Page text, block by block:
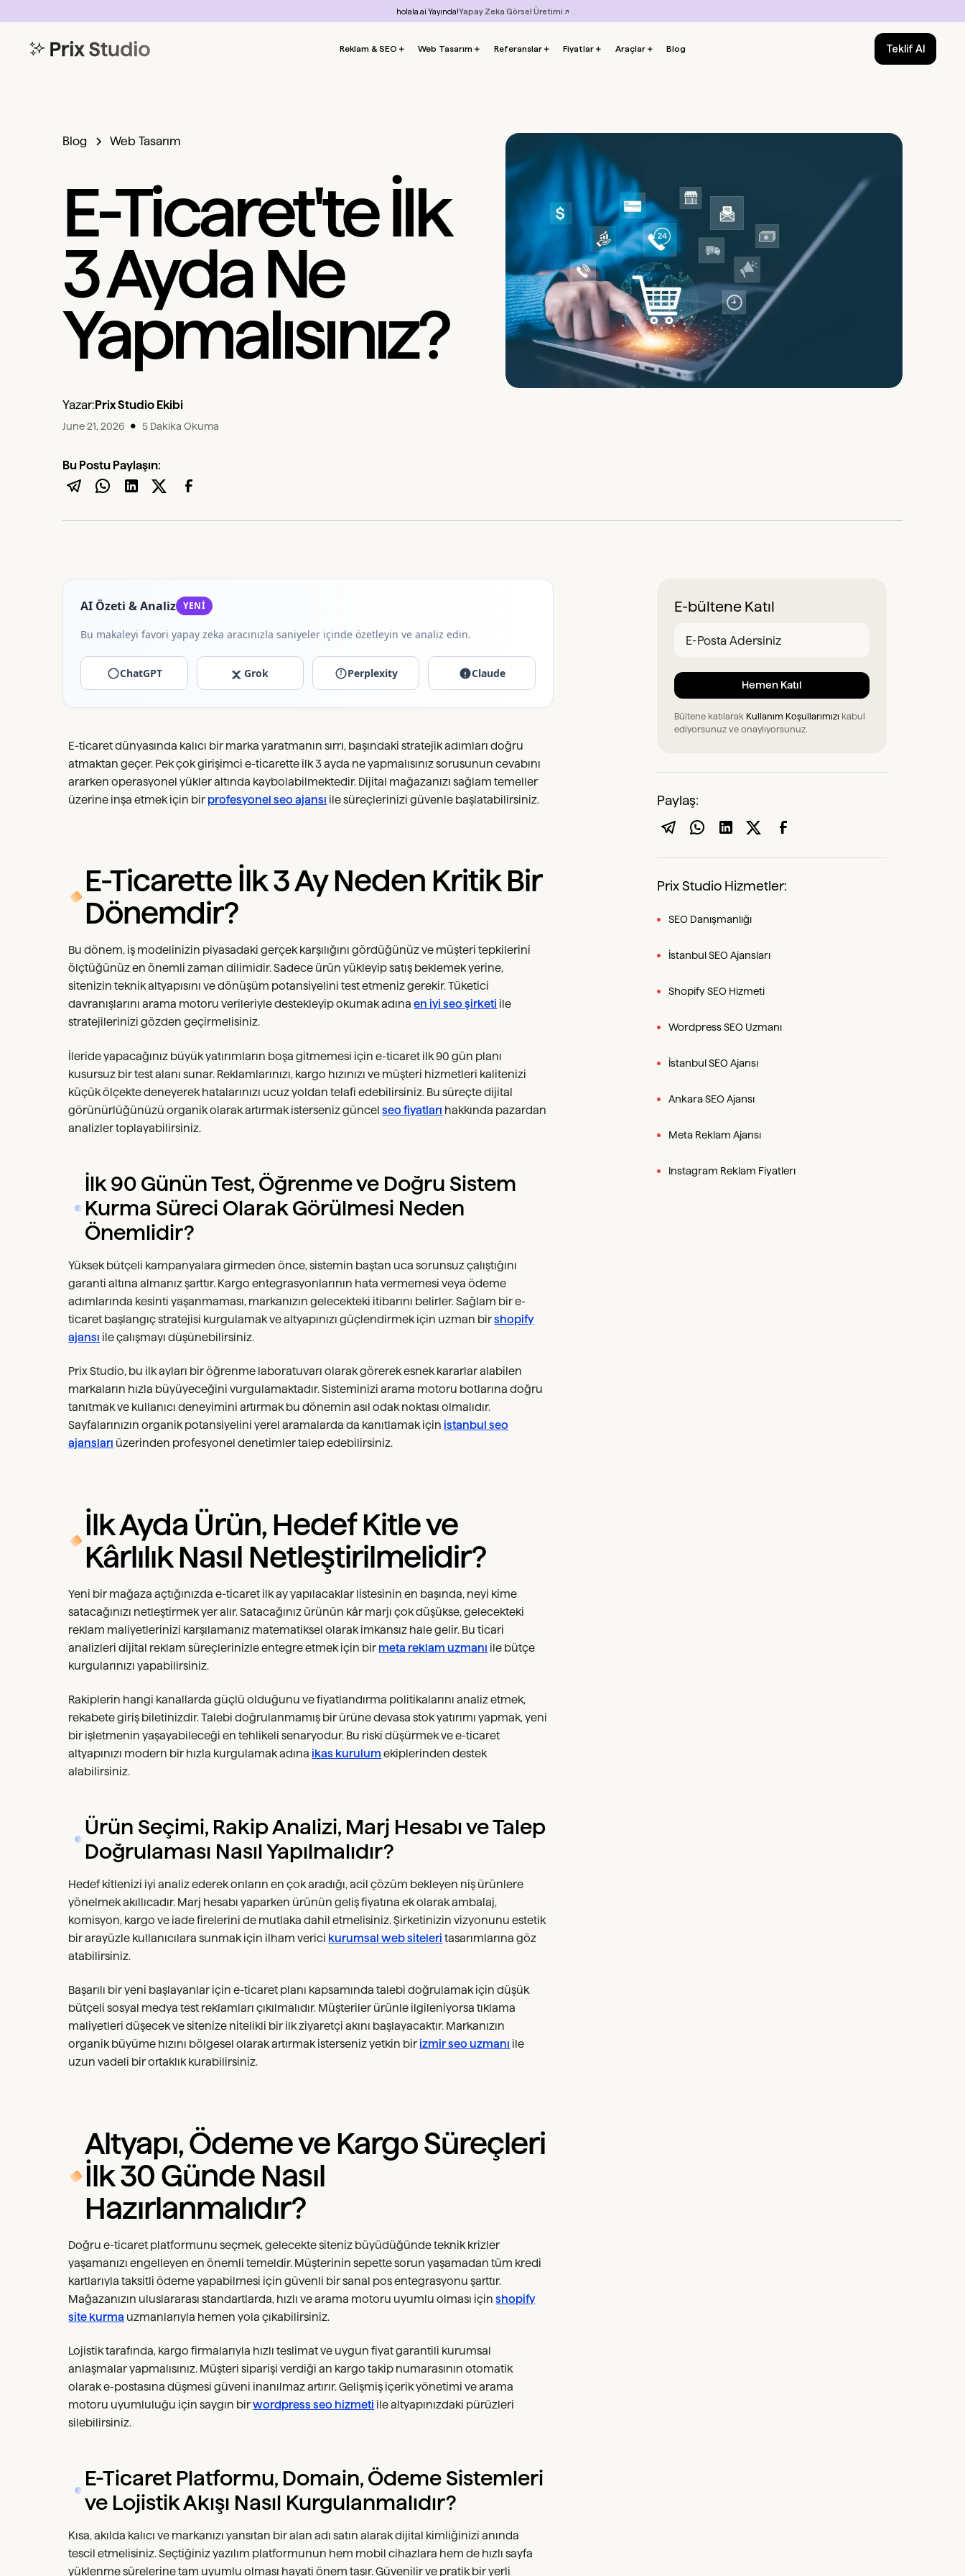
holala.ai Yayında!Yapay Zeka Görsel Üretimi ↗
Reklam & SEO ＋ Web Tasarım ＋ Referanslar＋ Fiyatlar ＋ Araçlar＋ Blog Teklif Al
Blog Web Tasarım
E-Ticaret'te İlk
3 Ayda Ne
Yapmalısınız?
Yazar: Prix Studio Ekibi
June 21, 2026 • 5 Dakika Okuma
Bu Postu Paylaşın:
AI Özeti & Analiz YENİ
Bu makaleyi favori yapay zeka aracınızla saniyeler içinde özetleyin ve analiz edin.
ChatGPT Grok Perplexity Claude
E-ticaret dünyasında kalıcı bir marka yaratmanın sırrı, başındaki stratejik adımları doğru
atmaktan geçer. Pek çok girişimci e-ticarette ilk 3 ayda ne yapmalısınız sorusunun cevabını
ararken operasyonel yükler altında kaybolabilmektedir. Dijital mağazanızı sağlam temeller
üzerine inşa etmek için bir profesyonel seo ajansı ile süreçlerinizi güvenle başlatabilirsiniz.
E-Ticarette İlk 3 Ay Neden Kritik Bir
Dönemdir?
Bu dönem, iş modelinizin piyasadaki gerçek karşılığını gördüğünüz ve müşteri tepkilerini
ölçtüğünüz en önemli zaman dilimidir. Sadece ürün yükleyip satış beklemek yerine,
sitenizin teknik altyapısını ve dönüşüm potansiyelini test etmeniz gerekir. Tüketici
davranışlarını arama motoru verileriyle destekleyip okumak adınaen iyi seo şirketi ile
stratejilerinizi gözden geçirmelisiniz.
İleride yapacağınız büyük yatırımların boşa gitmemesi için e-ticaret ilk 90 gün planı
kusursuz bir test alanı sunar. Reklamlarınızı, kargo hızınızı ve müşteri hizmetleri kalitenizi
küçük ölçekte deneyerek hatalarınızı ucuz yoldan telafi edebilirsiniz. Bu süreçte dijital
görünürlüğünüzü organik olarak artırmak isterseniz güncelseo fiyatları hakkında pazardan
analizler toplayabilirsiniz.
İlk 90 Günün Test, Öğrenme ve Doğru Sistem
Kurma Süreci Olarak Görülmesi Neden
Önemlidir?
Yüksek bütçeli kampanyalara girmeden önce, sistemin baştan uca sorunsuz çalıştığını
garanti altına almanız şarttır. Kargo entegrasyonlarının hata vermemesi veya ödeme
adımlarında kesinti yaşanmaması, markanızın gelecekteki itibarını belirler. Sağlam bir e-
ticaret başlangıç stratejisi kurgulamak ve altyapınızı güçlendirmek için uzman birshopify
ajansı ile çalışmayı düşünebilirsiniz.
Prix Studio, bu ilk ayları bir öğrenme laboratuvarı olarak görerek esnek kararlar alabilen
markaların hızla büyüyeceğini vurgulamaktadır. Sisteminizi arama motoru botlarına doğru
tanıtmak ve kullanıcı deneyimini artırmak bu dönemin asıl odak noktası olmalıdır.
Sayfalarınızın organik potansiyelini yerel aramalarda da kanıtlamak için istanbul seo
ajansları üzerinden profesyonel denetimler talep edebilirsiniz.
İlk Ayda Ürün, Hedef Kitle ve
Kârlılık Nasıl Netleştirilmelidir?
Yeni bir mağaza açtığınızda e-ticaret ilk ay yapılacaklar listesinin en başında, neyi kime
satacağınızı netleştirmek yer alır. Satacağınız ürünün kâr marjı çok düşükse, gelecekteki
reklam maliyetlerinizi karşılamanız matematiksel olarak imkansız hale gelir. Bu ticari
analizleri dijital reklam süreçlerinizle entegre etmek için bir meta reklam uzmanı ile bütçe
kurgularınızı yapabilirsiniz.
Rakiplerin hangi kanallarda güçlü olduğunu ve fiyatlandırma politikalarını analiz etmek,
rekabete giriş biletinizdir. Talebi doğrulanmamış bir ürüne devasa stok yatırımı yapmak, yeni
bir işletmenin yaşayabileceği en tehlikeli senaryodur. Bu riski düşürmek ve e-ticaret
altyapınızı modern bir hızla kurgulamak adına ikas kurulum ekiplerinden destek
alabilirsiniz.
Ürün Seçimi, Rakip Analizi, Marj Hesabı ve Talep
Doğrulaması Nasıl Yapılmalıdır?
Hedef kitlenizi iyi analiz ederek onların en çok aradığı, acil çözüm bekleyen niş ürünlere
yönelmek akıllıcadır. Marj hesabı yaparken ürünün geliş fiyatına ek olarak ambalaj,
komisyon, kargo ve iade firelerini de mutlaka dahil etmelisiniz. Şirketinizin vizyonunu estetik
bir arayüzle kullanıcılara sunmak için ilham verici kurumsal web siteleri tasarımlarına göz
atabilirsiniz.
Başarılı bir yeni başlayanlar için e-ticaret planı kapsamında talebi doğrulamak için düşük
bütçeli sosyal medya test reklamları çıkılmalıdır. Müşteriler ürünle ilgileniyorsa tıklama
maliyetleri düşecek ve sitenize nitelikli bir ilk ziyaretçi akını başlayacaktır. Markanızın
organik büyüme hızını bölgesel olarak artırmak isterseniz yetkin bir izmir seo uzmanı ile
uzun vadeli bir ortaklık kurabilirsiniz.
Altyapı, Ödeme ve Kargo Süreçleri
İlk 30 Günde Nasıl
Hazırlanmalıdır?
Doğru e-ticaret platformunu seçmek, gelecekte siteniz büyüdüğünde teknik krizler
yaşamanızı engelleyen en önemli temeldir. Müşterinin sepette sorun yaşamadan tüm kredi
kartlarıyla taksitli ödeme yapabilmesi için güvenli bir sanal pos entegrasyonu şarttır.
Mağazanızın uluslararası standartlarda, hızlı ve arama motoru uyumlu olması içinshopify
site kurma uzmanlarıyla hemen yola çıkabilirsiniz.
Lojistik tarafında, kargo firmalarıyla hızlı teslimat ve uygun fiyat garantili kurumsal
anlaşmalar yapmalısınız. Müşteri siparişi verdiği an kargo takip numarasının otomatik
olarak e-postasına düşmesi güveni inanılmaz artırır. Gelişmiş içerik yönetimi ve arama
motoru uyumluluğu için saygın birwordpress seo hizmeti ile altyapınızdaki pürüzleri
silebilirsiniz.
E-Ticaret Platformu, Domain, Ödeme Sistemleri
ve Lojistik Akışı Nasıl Kurgulanmalıdır?
Kısa, akılda kalıcı ve markanızı yansıtan bir alan adı satın alarak dijital kimliğinizi anında
tescil etmelisiniz. Seçtiğiniz yazılım platformunun hem mobil cihazlara hem de hızlı sayfa
yüklenme sürelerine tam uyumlu olması hayati önem taşır. Güvenilir ve pratik bir yerli
E-bültene Katıl
Bültene katılarak Kullanım Koşullarımızı kabul
ediyorsunuz ve onaylıyorsunuz.
Paylaş:
Prix Studio Hizmetler:
SEO Danışmanlığı
İstanbul SEO Ajansları
Shopify SEO Hizmeti
Wordpress SEO Uzmanı
İstanbul SEO Ajansı
Ankara SEO Ajansı
Meta Reklam Ajansı
Instagram Reklam Fiyatlerı